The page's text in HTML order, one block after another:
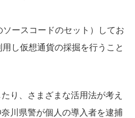
ースコードのセット）してお
し仮想通貨の採掘を行うこと
り、さまざまな活用法が考え
川県警が個人の導入者を逮捕